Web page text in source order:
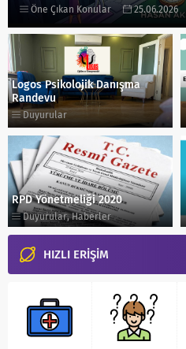
Öne Çıkan Konular 25.06.2026
Logos Psikolojik Danışma
Randevu
Duyurular
RPD Yönetmeliği 2020
Duyurular,Haberler
HIZLI ERİŞİM